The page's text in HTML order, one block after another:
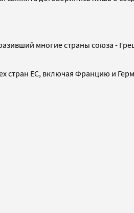
многие страны союза -
стран ЕС, включая Францию и